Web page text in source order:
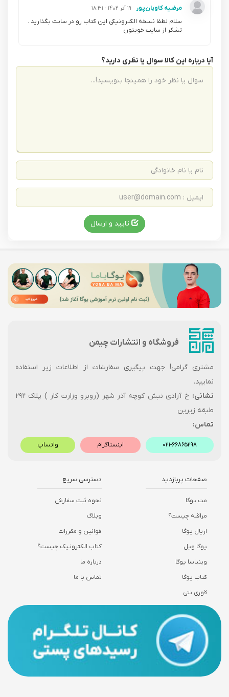
مرضیه کاویان‌پور ۱۹ آذر ۱۴۰۲ - ۱۸:۳۱
سلام لطفا نسخه الکترونیکی این کتاب رو در سایت بگذارید .
تشکر از سایت خوبتون
آیا درباره این کالا سوال یا نظری دارید؟
فروشگاه و انتشارات چیمن
مشتری گرامی! جهت پیگیری سفارشات از اطلاعات زیر استفاده
نمایید.
نشانی:
خ آزادی نبش کوچه آذر شهر (روبرو وزارت کار ) پلاک ۲۹۲
طبقه زیرین
تماس:
۰۲۱-۶۶۸۶۵۲۹۸ اینستاگرام واتساپ
صفحات پربازدید
مت یوگا
مراقبه چیست؟
اریال یوگا
یوگا ویل
وینیاسا یوگا
کتاب یوگا
قوری نتی
دسترسی سریع
نحوه ثبت سفارش
وبلاگ
قوانین و مقررات
کتاب الکترونیک چیست؟
درباره ما
تماس با ما